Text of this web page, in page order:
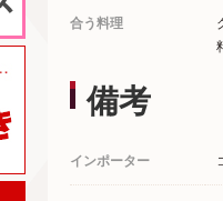
合う料理
備考
インポーター